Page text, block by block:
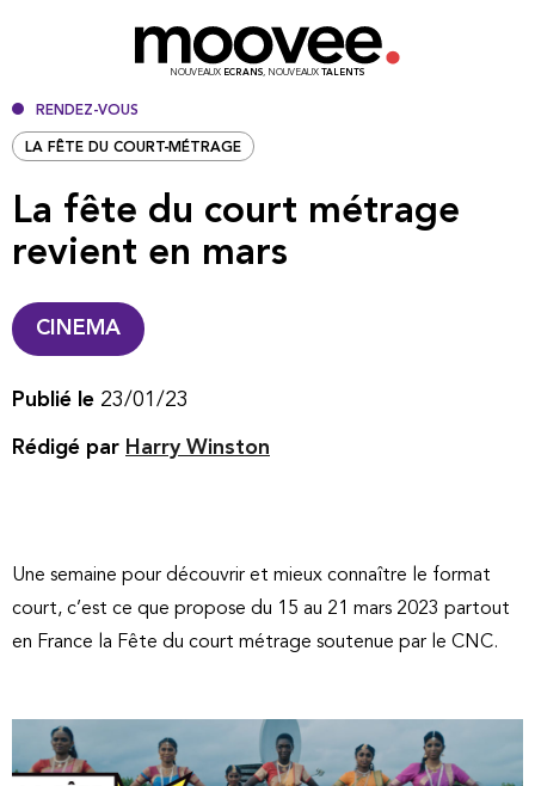
NOUVEAUX ECRANS, NOUVEAUX TALENTS
RENDEZ-VOUS
LA FÊTE DU COURT-MÉTRAGE
La fête du court métrage
revient en mars
CINEMA
Publié le 23/01/23
Rédigé par Harry Winston
Une semaine pour découvrir et mieux connaître le format
court, c’est ce que propose du 15 au 21 mars 2023 partout
en France la Fête du court métrage soutenue par le CNC.